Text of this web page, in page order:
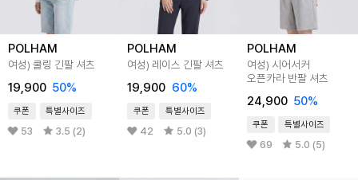
POLHAM
여성) 쿨링 긴팔 셔츠
19,900 50%
쿠폰 특별사이즈
53 3.5 (2)
POLHAM
여성) 레이스 긴팔 셔츠
19,900 60%
쿠폰 특별사이즈
42 5.0 (3)
POLHAM
여성) 시어서커
오픈카라 반팔 셔츠
24,900 50%
쿠폰 특별사이즈
69 5.0 (5)